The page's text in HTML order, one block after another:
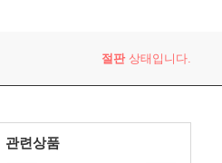
절판상태입니다.
관련상품